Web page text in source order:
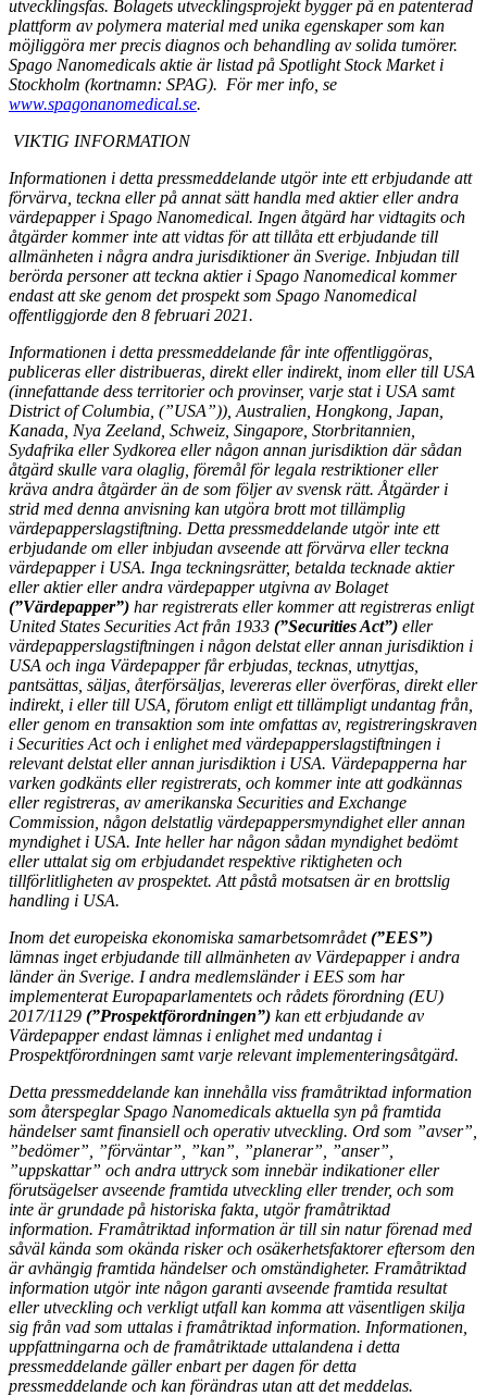
utvecklingsfas. Bolagets utvecklingsprojekt bygger på en patenterad
plattform av polymera material med unika egenskaper som kan
möjliggöra mer precis diagnos och behandling av solida tumörer.
Spago Nanomedicals aktie är listad på Spotlight Stock Market i
Stockholm (kortnamn: SPAG). För mer info, se
www.spagonanomedical.se.
VIKTIG INFORMATION
Informationen i detta pressmeddelande utgör inte ett erbjudande att
förvärva, teckna eller på annat sätt handla med aktier eller andra
värdepapper i Spago Nanomedical. Ingen åtgärd har vidtagits och
åtgärder kommer inte att vidtas för att tillåta ett erbjudande till
allmänheten i några andra jurisdiktioner än Sverige. Inbjudan till
berörda personer att teckna aktier i Spago Nanomedical kommer
endast att ske genom det prospekt som Spago Nanomedical
offentliggjorde den 8 februari 2021.
Informationen i detta pressmeddelande får inte offentliggöras,
publiceras eller distribueras, direkt eller indirekt, inom eller till USA
(innefattande dess territorier och provinser, varje stat i USA samt
District of Columbia, (”USA”)), Australien, Hongkong, Japan,
Kanada, Nya Zeeland, Schweiz, Singapore, Storbritannien,
Sydafrika eller Sydkorea eller någon annan jurisdiktion där sådan
åtgärd skulle vara olaglig, föremål för legala restriktioner eller
kräva andra åtgärder än de som följer av svensk rätt. Åtgärder i
strid med denna anvisning kan utgöra brott mot tillämplig
värdepapperslagstiftning. Detta pressmeddelande utgör inte ett
erbjudande om eller inbjudan avseende att förvärva eller teckna
värdepapper i USA. Inga teckningsrätter, betalda tecknade aktier
eller aktier eller andra värdepapper utgivna av Bolaget
(”Värdepapper”) har registrerats eller kommer att registreras enligt
United States Securities Act från 1933 (”Securities Act”) eller
värdepapperslagstiftningen i någon delstat eller annan jurisdiktion i
USA och inga Värdepapper får erbjudas, tecknas, utnyttjas,
pantsättas, säljas, återförsäljas, levereras eller överföras, direkt eller
indirekt, i eller till USA, förutom enligt ett tillämpligt undantag från,
eller genom en transaktion som inte omfattas av, registreringskraven
i Securities Act och i enlighet med värdepapperslagstiftningen i
relevant delstat eller annan jurisdiktion i USA. Värdepapperna har
varken godkänts eller registrerats, och kommer inte att godkännas
eller registreras, av amerikanska Securities and Exchange
Commission, någon delstatlig värdepappersmyndighet eller annan
myndighet i USA. Inte heller har någon sådan myndighet bedömt
eller uttalat sig om erbjudandet respektive riktigheten och
tillförlitligheten av prospektet. Att påstå motsatsen är en brottslig
handling i USA.
Inom det europeiska ekonomiska samarbetsområdet(”EES”)
lämnas inget erbjudande till allmänheten av Värdepapper i andra
länder än Sverige. I andra medlemsländer i EES som har
implementerat Europaparlamentets och rådets förordning (EU)
2017/1129 (”Prospektförordningen”) kan ett erbjudande av
Värdepapper endast lämnas i enlighet med undantag i
Prospektförordningen samt varje relevant implementeringsåtgärd.
Detta pressmeddelande kan innehålla viss framåtriktad information
som återspeglar Spago Nanomedicals aktuella syn på framtida
händelser samt finansiell och operativ utveckling. Ord som ”avser”,
”bedömer”, ”förväntar”, ”kan”, ”planerar”, ”anser”,
”uppskattar” och andra uttryck som innebär indikationer eller
förutsägelser avseende framtida utveckling eller trender, och som
inte är grundade på historiska fakta, utgör framåtriktad
information. Framåtriktad information är till sin natur förenad med
såväl kända som okända risker och osäkerhetsfaktorer eftersom den
är avhängig framtida händelser och omständigheter. Framåtriktad
information utgör inte någon garanti avseende framtida resultat
eller utveckling och verkligt utfall kan komma att väsentligen skilja
sig från vad som uttalas i framåtriktad information. Informationen,
uppfattningarna och de framåtriktade uttalandena i detta
pressmeddelande gäller enbart per dagen för detta
pressmeddelande och kan förändras utan att det meddelas.